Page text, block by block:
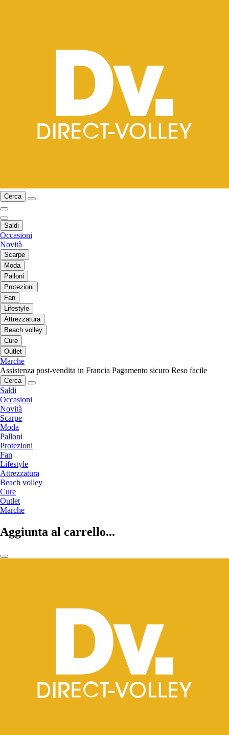
Cerca
Saldi
Occasioni
Novità
Scarpe
Moda
Palloni
Protezioni
Fan
Lifestyle
Attrezzatura
Beach volley
Cure
Outlet
Marche
Assistenza post-vendita in Francia Pagamento sicuro Reso facile
Cerca
Saldi
Occasioni
Novità
Scarpe
Moda
Palloni
Protezioni
Fan
Lifestyle
Attrezzatura
Beach volley
Cure
Outlet
Marche
Aggiunta al carrello...